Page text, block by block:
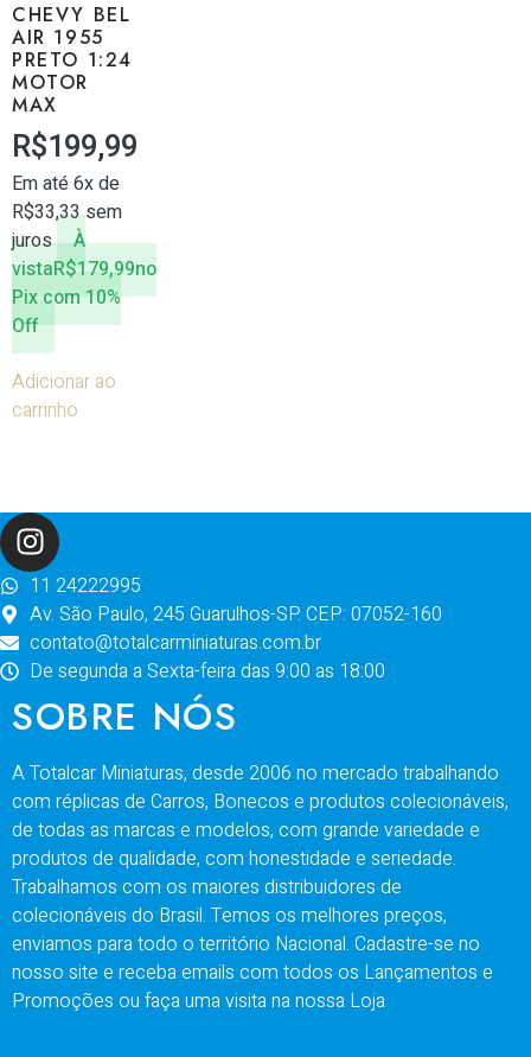
CHEVY BEL
AIR 1955
PRETO 1:24
MOTOR
MAX
R$199,99
Em até 6x de
R$33,33sem
juros
À
vistaR$179,99no
Pix com 10%
Off
Adicionar ao
carrinho
11 24222995
Av. São Paulo, 245 Guarulhos-SP. CEP: 07052-160
contato@totalcarminiaturas.com.br
De segunda a Sexta-feira das 9:00 as 18:00
SOBRE NÓS
A Totalcar Miniaturas, desde 2006 no mercado trabalhando
com réplicas de Carros, Bonecos e produtos colecionáveis,
de todas as marcas e modelos, com grande variedade e
produtos de qualidade, com honestidade e seriedade.
Trabalhamos com os maiores distribuidores de
colecionáveis do Brasil. Temos os melhores preços,
enviamos para todo o território Nacional. Cadastre-se no
nosso site e receba emails com todos os Lançamentos e
Promoções ou faça uma visita na nossa Loja